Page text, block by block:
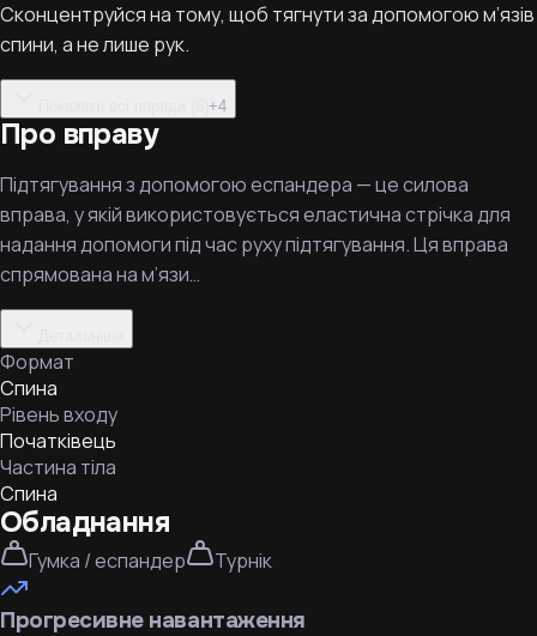
Сконцентруйся на тому, щоб тягнути за допомогою м’язів
спини, а не лише рук.
+4
Про вправу
Підтягування з допомогою еспандера — це силова
вправа, у якій використовується еластична стрічка для
надання допомоги під час руху підтягування. Ця вправа
спрямована на м’язи…
Формат
Спина
Рівень входу
Початківець
Частина тіла
Спина
Обладнання
Гумка / еспандер Турнік
Прогресивне навантаження